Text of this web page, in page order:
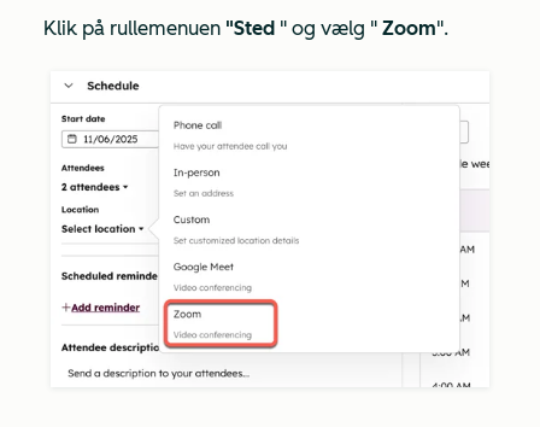
Klik på rullemenuen "Sted " og vælg " Zoom".